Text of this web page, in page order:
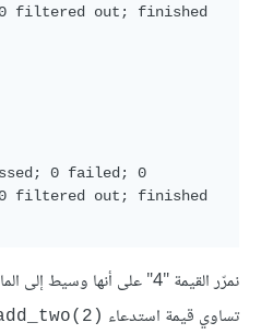
0 filtered out; finished
0 failed; 0
0 filtered out; finished
نمرّر القيمة "4" على أنها وسيط إلى الماكرو
تساوي قيمة استدعاء